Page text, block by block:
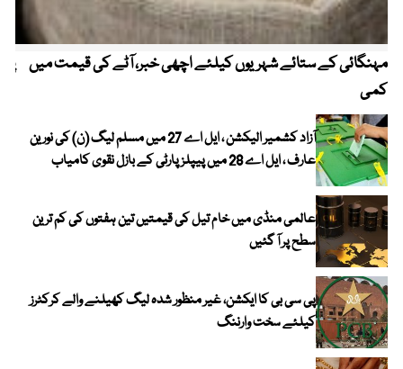
مہنگائی کے ستائے شہریوں کیلئے اچھی خبر، آٹے کی قیمت میں
کمی
آزاد کشمیر الیکشن ، ایل اے 27 میں مسلم لیگ (ن) کی نورین
عارف ، ایل اے 28 میں پیپلز پارٹی کے بازل نقوی کامیاب
عالمی منڈی میں خام تیل کی قیمتیں تین ہفتوں کی کم ترین
سطح پر آ گئیں
پی سی بی کا ایکشن، غیر منظور شدہ لیگ کھیلنے والے کرکٹرز
کیلئے سخت وارننگ